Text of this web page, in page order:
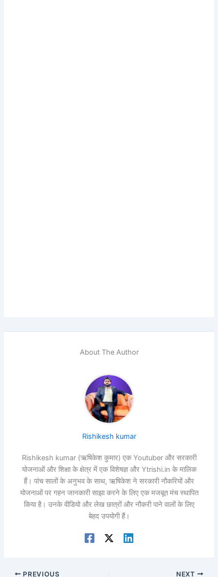
About The Author
Rishikesh kumar
Rishikesh kumar (ऋषिकेश कुमार) एक Youtuber और सरकारी
योजनाओं और शिक्षा के क्षेत्र में एक विशेषज्ञ और Ytrishi.in के मालिक
हैं। पांच सालों के अनुभव के साथ, ऋषिकेश ने सरकारी नौकरियों और
योजनाओं पर गहन जानकारी साझा करने के लिए एक मजबूत मंच स्थापित
किया है। उनके वीडियो और लेख छात्रों और नौकरी पाने वालों के लिए
बेहद उपयोगी हैं।
PREVIOUS NEXT